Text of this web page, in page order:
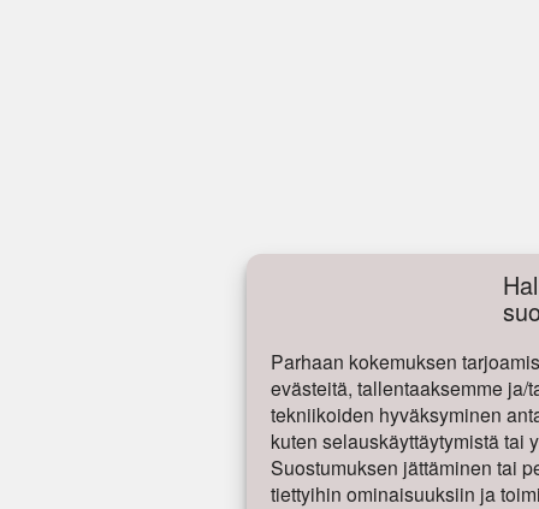
Parhaan kokemuksen
evästeitä, tallentaaksemme ja/
tekniikoiden hyväksyminen
kuten selauskäyttäytymistä tai
Suostumuksen jättäminen tai
tiettyihin ominaisuuksiin ja